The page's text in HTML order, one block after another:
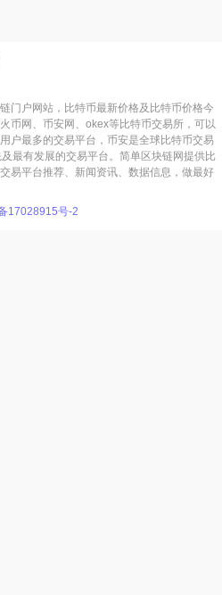
门户网站，比特币最新价格及比特币价格今
币网、币安网、okex等比特币交易所，可以
户最多的交易平台，币安是全球比特币交易
最有发展的交易平台。简单区块链网提供比
易平台推荐、新闻资讯、数据信息，做最好
17028915号-2